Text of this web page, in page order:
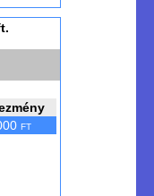
FT